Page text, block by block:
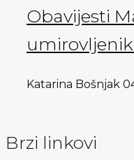
Obavijesti
Katarina Bošnjak
Brzi linkovi